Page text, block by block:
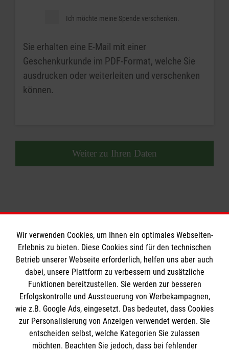
Ich möchte meine Spende verschenken.
Sie erhalten eine E-Mail mit einer
Geschenkurkunde im PDF-Format, welche Sie
ausdrucken oder weiterleiten und verschenken
können.
Weiter zu Ihren Daten
Informationen
Impressum
Datenschutz
Kontakt
Barrierefreiheit
Die Malteser
Wir verwenden Cookies, um Ihnen ein optimales Webseiten-
Erlebnis zu bieten. Diese Cookies sind für den technischen
Betrieb unserer Webseite erforderlich, helfen uns aber auch
dabei, unsere Plattform zu verbessern und zusätzliche
Funktionen bereitzustellen. Sie werden zur besseren
Erfolgskontrolle und Aussteuerung von Werbekampagnen,
wie z.B. Google Ads, eingesetzt. Das bedeutet, dass Cookies
zur Personalisierung von Anzeigen verwendet werden. Sie
entscheiden selbst, welche Kategorien Sie zulassen
möchten. Beachten Sie jedoch, dass bei fehlender